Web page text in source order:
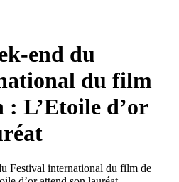
end du
du film
L’Etoile d’or